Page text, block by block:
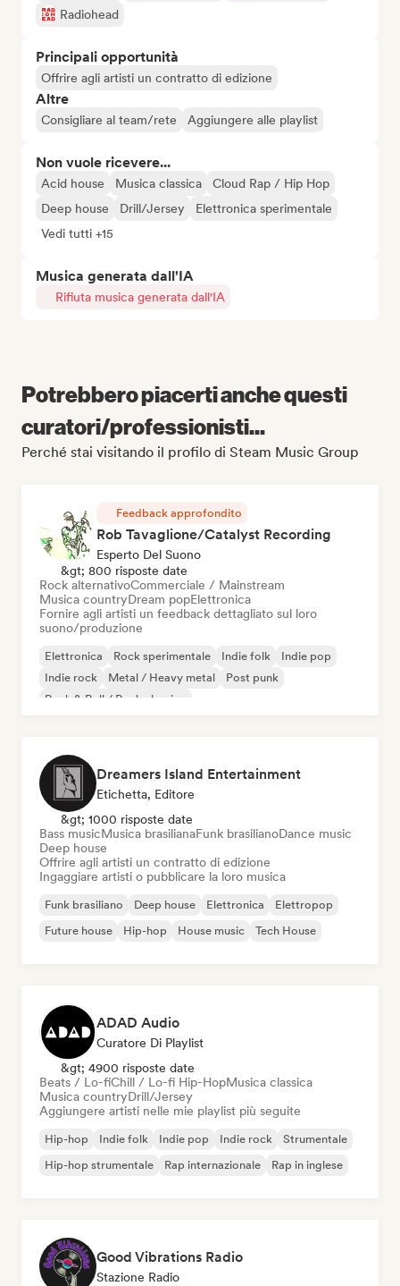
Radiohead
Principali opportunità
Offrire agli artisti un contratto di edizione
Altre
Consigliare al team/rete Aggiungere alle playlist
Non vuole ricevere...
Acid house Musica classica
Cloud Rap / Hip Hop
Deep house
Drill/Jersey
Elettronica sperimentale
Vedi tutti +15
Musica generata dall'IA
Rifiuta musica generata dall'IA
Potrebbero piacerti anche questi
curatori/professionisti...
Perché stai visitando il profilo di Steam Music Group
Feedback approfondito
Rob Tavaglione/Catalyst Recording
Esperto Del Suono
&gt; 800 risposte date
Rock alternativoCommerciale / Mainstream
Musica countryDream popElettronica
Fornire agli artisti un feedback dettagliato sul loro
suono/produzione
Elettronica Rock sperimentale Indie folk
Indie pop
Indie rock
Metal / Heavy metal
Post punk
Rock & Roll / Rock classico
Dreamers Island Entertainment
Etichetta, Editore
&gt; 1000 risposte date
Bass musicMusica brasilianaFunk brasilianoDance music
Deep house
Offrire agli artisti un contratto di edizione
Ingaggiare artisti o pubblicare la loro musica
Funk brasiliano Deep house Elettronica
Elettropop
Future house
Hip-hop House music Tech House
ADAD Audio
Curatore Di Playlist
&gt; 4900 risposte date
Beats / Lo-fiChill / Lo-fi Hip-HopMusica classica
Musica countryDrill/Jersey
Aggiungere artisti nelle mie playlist più seguite
Hip-hop Indie folk Indie pop Indie rock
Strumentale
Hip-hop strumentale
Rap internazionale Rap in inglese
Good Vibrations Radio
Stazione Radio